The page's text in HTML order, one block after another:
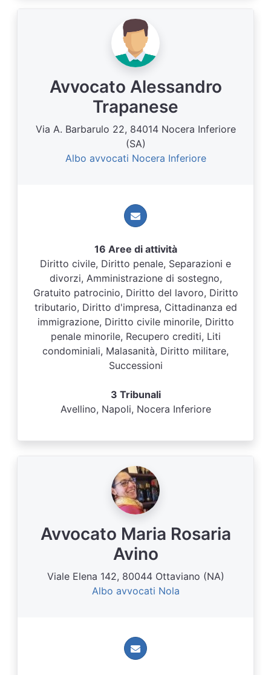
Avvocato Alessandro
Trapanese
Via A. Barbarulo 22, 84014 Nocera Inferiore
(SA)
Albo avvocati Nocera Inferiore
16 Aree di attività
Diritto civile, Diritto penale, Separazioni e
divorzi, Amministrazione di sostegno,
Gratuito patrocinio, Diritto del lavoro, Diritto
tributario, Diritto d'impresa, Cittadinanza ed
immigrazione, Diritto civile minorile, Diritto
penale minorile, Recupero crediti, Liti
condominiali, Malasanità, Diritto militare,
Successioni
3 Tribunali
Avellino, Napoli, Nocera Inferiore
Avvocato Maria Rosaria
Avino
Viale Elena 142, 80044 Ottaviano (NA)
Albo avvocati Nola